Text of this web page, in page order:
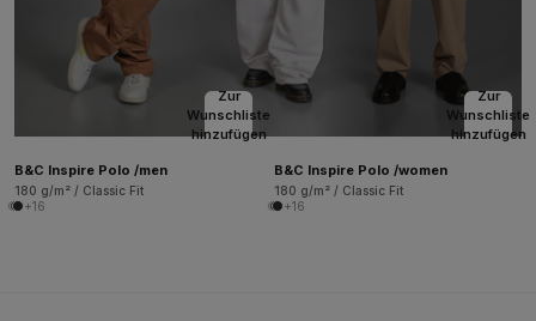
Zur
Wunschliste
hinzufügen
B&C Inspire Polo /men
180 g/m² / Classic Fit
+16
Zur
Wunschliste
hinzufügen
B&C Inspire Polo /women
180 g/m² / Classic Fit
+16